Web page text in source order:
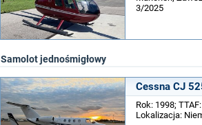
3/2025
Samolot jednośmigłowy
Cessna CJ
Rok: 1998;
Lokalizacja: